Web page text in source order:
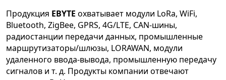
Продукция EBYTE охватывает модули LoRa, WiFi,
Bluetooth, ZigBee, GPRS, 4G/LTE, CAN-шины,
радиостанции передачи данных, промышленные
маршрутизаторы/шлюзы, LORAWAN, модули
удаленного ввода-вывода, промышленную передачу
сигналов и т. д. Продукты компании отвечают